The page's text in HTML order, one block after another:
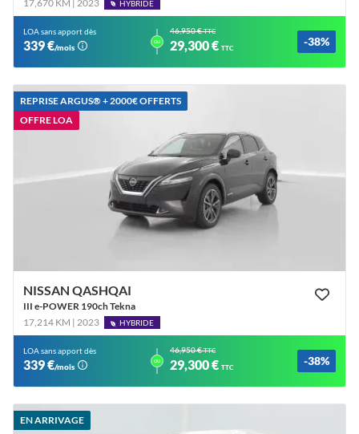
17,670 KM | 2023
HYBRIDE
LOA sans apport dès
339 €/mois
ou
46,950 €TTC
29,300 € TTC -38%
REPRISE ARGUS®️ + 2000€ OFFERTS
OFFRE LOA
NISSAN QASHQAI
III e-POWER 190ch Tekna
17,214 KM | 2023
HYBRIDE
LOA sans apport dès
339 €/mois
ou
46,950 €TTC
29,300 € TTC -38%
EN ARRIVAGE